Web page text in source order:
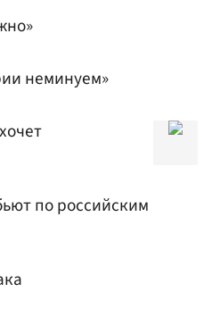
неминуем»
по российским